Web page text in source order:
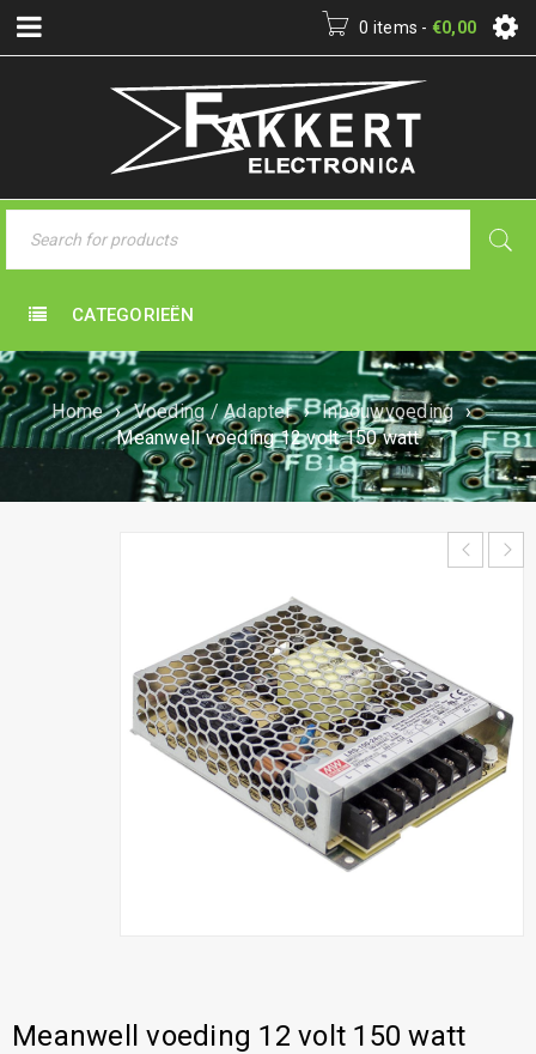
0 items - €0,00
CATEGORIEËN
Home › Voeding / Adapter › Inbouwvoeding ›
Meanwell voeding 12 volt 150 watt
Meanwell voeding 12 volt 150 watt